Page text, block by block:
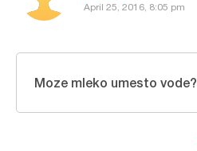
April 25, 2016, 8:05 pm
Moze mleko umesto vode?